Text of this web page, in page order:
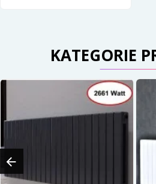
KATEGORIE